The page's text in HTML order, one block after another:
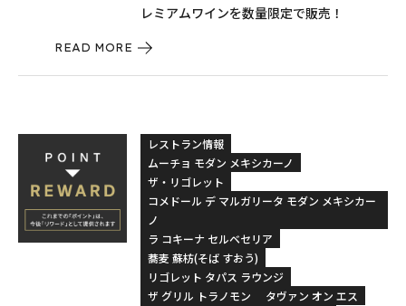
レミアムワインを数量限定で販売！
READ MORE
レストラン情報
ムーチョ モダン メキシカーノ
ザ・リゴレット
コメドール デ マルガリータ モダン メキシカー
ノ
ラ コキーナ セルベセリア
蕎麦 蘇枋(そば すおう)
リゴレット タパス ラウンジ
ザ グリル トラノモン
タヴァン オン エス